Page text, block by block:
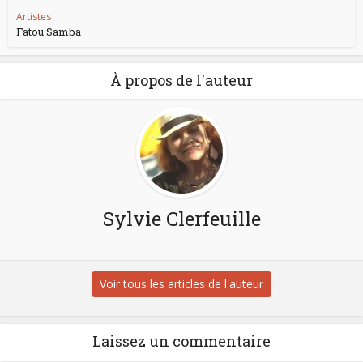
Artistes
Fatou Samba
À propos de l'auteur
Sylvie Clerfeuille
Voir tous les articles de l'auteur
Laissez un commentaire